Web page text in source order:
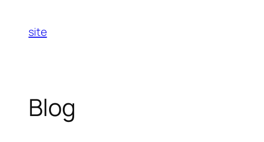
contenu
site
Blog